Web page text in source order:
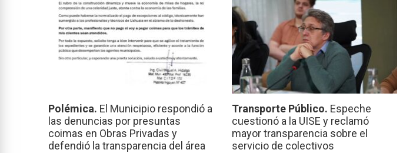
Polémica. El Municipio respondió a
las denuncias por presuntas
coimas en Obras Privadas y
defendió la transparencia del área
Transporte Público. Espeche
cuestionó a la UISE y reclamó
mayor transparencia sobre el
servicio de colectivos